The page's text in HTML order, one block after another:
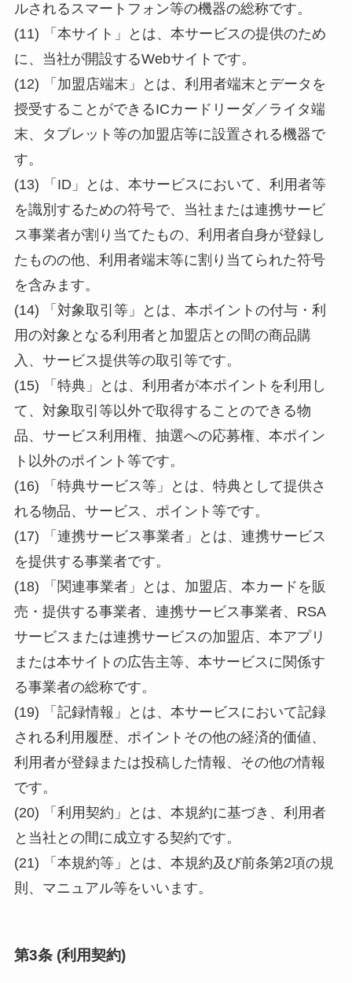
ルされるスマートフォン等の機器の総称です。
(11) 「本サイト」とは、本サービスの提供のため
に、当社が開設するWebサイトです。
(12) 「加盟店端末」とは、利用者端末とデータを
授受することができるICカードリーダ／ライタ端
末、タブレット等の加盟店等に設置される機器で
す。
(13) 「ID」とは、本サービスにおいて、利用者等
を識別するための符号で、当社または連携サービ
ス事業者が割り当てたもの、利用者自身が登録し
たものの他、利用者端末等に割り当てられた符号
を含みます。
(14) 「対象取引等」とは、本ポイントの付与・利
用の対象となる利用者と加盟店との間の商品購
入、サービス提供等の取引等です。
(15) 「特典」とは、利用者が本ポイントを利用し
て、対象取引等以外で取得することのできる物
品、サービス利用権、抽選への応募権、本ポイン
ト以外のポイント等です。
(16) 「特典サービス等」とは、特典として提供さ
れる物品、サービス、ポイント等です。
(17) 「連携サービス事業者」とは、連携サービス
を提供する事業者です。
(18) 「関連事業者」とは、加盟店、本カードを販
売・提供する事業者、連携サービス事業者、RSA
サービスまたは連携サービスの加盟店、本アプリ
または本サイトの広告主等、本サービスに関係す
る事業者の総称です。
(19) 「記録情報」とは、本サービスにおいて記録
される利用履歴、ポイントその他の経済的価値、
利用者が登録または投稿した情報、その他の情報
です。
(20) 「利用契約」とは、本規約に基づき、利用者
と当社との間に成立する契約です。
(21) 「本規約等」とは、本規約及び前条第2項の規
則、マニュアル等をいいます。
第3条 (利用契約)